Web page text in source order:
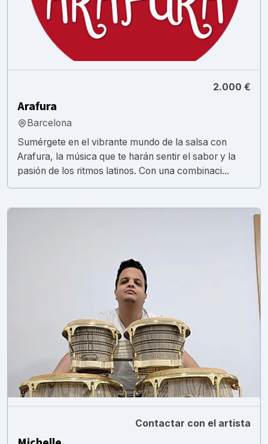
2.000 €
Arafura
Barcelona
Sumérgete en el vibrante mundo de la salsa con
Arafura, la música que te harán sentir el sabor y la
pasión de los ritmos latinos. Con una combinaci...
Contactar con el artista